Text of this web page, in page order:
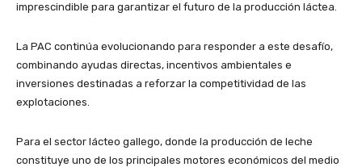
imprescindible para garantizar el futuro de la producción láctea.
La PAC continúa evolucionando para responder a este desafío,
combinando ayudas directas, incentivos ambientales e
inversiones destinadas a reforzar la competitividad de las
explotaciones.
Para el sector lácteo gallego, donde la producción de leche
constituye uno de los principales motores económicos del medio